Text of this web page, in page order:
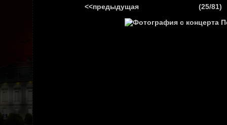
<<предыдущая (25/81)